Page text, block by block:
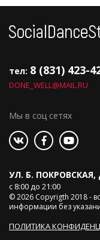
тел: 8 (831) 423-
DONE_WELL@MAIL.RU
Мы в соц сетях
УЛ. Б. ПОКРОВСКАЯ,
с 8:00 до 21:00
© 2026 Copyrigth 2018 -
информации без
ПОЛИТИКА